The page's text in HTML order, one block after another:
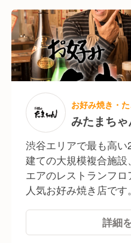
替わり・月替わりの
イベントなど、現場の
れ、他にも「社内ベ
「社内公募」など、
カタチにする制度や機
のスキルを磨くため
得奨励金制度」だけ
部活動もあるので、
成長することができま
ラシック(最高水準)が
お好み焼き・
みたまちゃ
渋谷エリアで最も高
建ての大規模複合施
エアのレストランフ
人気お好み焼き店で
構え。のれんをくぐ
がびっしり。 厨房側
詳細